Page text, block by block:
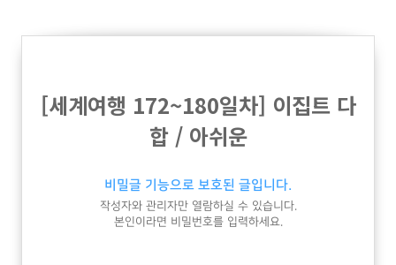
[세계여행 172~180일차] 이집트 다
합 / 아쉬운
비밀글 기능으로 보호된 글입니다.
작성자와 관리자만 열람하실 수 있습니다.
본인이라면 비밀번호를 입력하세요.